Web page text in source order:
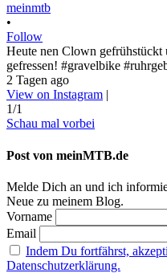
meinmtb
•
Follow
Heute nen Clown
gefressen! #gravelbike
2 Tagen ago
View on Instagram |
1/1
Schau mal vorbei
Post von meinMTB.de
Melde Dich an und ich
Neue zu meinem Blog.
Vorname
Email
Indem Du fortfährst,
Datenschutzerklärung.